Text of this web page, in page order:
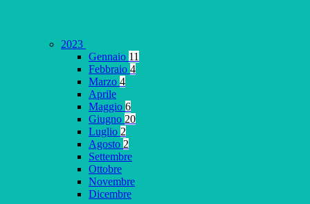
2023
Gennaio 11
Febbraio 4
Marzo 4
Aprile
Maggio 6
Giugno 20
Luglio 2
Agosto 2
Settembre
Ottobre
Novembre
Dicembre